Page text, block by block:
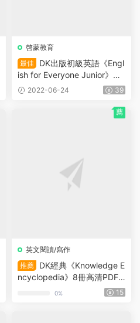
啓蒙教育
最佳
DK出版初級英語《Engl
ish for Everyone Junior》教
材+練習冊+詞典+5個單詞一
2022-06-24 39
英文閱讀/寫作
推薦
DK經典《Knowledge E
ncyclopedia》8冊高清PDF
美亞五星好書
0% 15
薦